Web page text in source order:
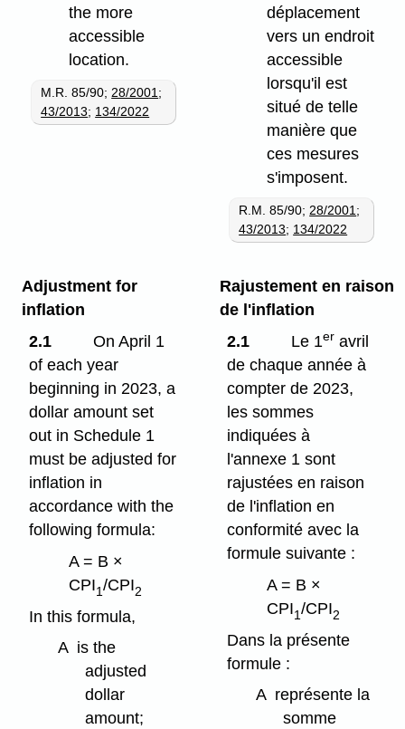
the more
accessible
location.
M.R. 85/90; 28/2001 ;
43/2013; 134/2022
déplacement
vers un endroit
accessible
lorsqu'il est
situé de telle
manière que
ces mesures
s'imposent.
R.M. 85/90; 28/2001 ;
43/2013; 134/2022
Adjustment for
inflation
2.1
On April 1
of each year
beginning in 2023, a
dollar amount set
out in Schedule 1
must be adjusted for
inflation in
accordance with the
following formula:
A = B ×
CPI1/CPI2
In this formula,
A is the
adjusted
dollar
amount;
Rajustement en raison
de l'inflation
2.1
Le 1er avril
de chaque année à
compter de 2023,
les sommes
indiquées à
l'annexe 1 sont
rajustées en raison
de l'inflation en
conformité avec la
formule suivante :
A = B ×
CPI1/CPI2
Dans la présente
formule :
A représente la
somme